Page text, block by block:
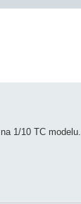
1/10 TC